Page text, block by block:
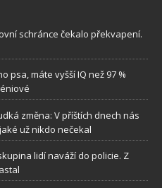
schránce čekalo překvapení.
psa, máte vyšší IQ než 97 %
změna: V příštích dnech nás
už nikdo nečekal
lidí naváží do policie. Z